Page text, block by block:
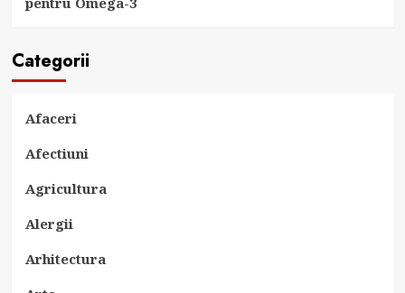
Categorii
Afaceri
Afectiuni
Agricultura
Alergii
Arhitectura